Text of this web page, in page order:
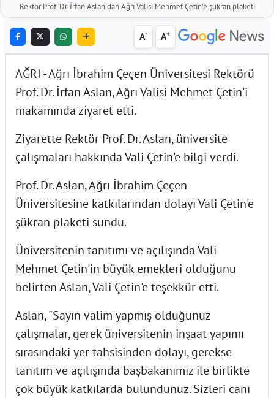
Rektör Prof. Dr. İrfan Aslan'dan Ağrı Valisi Mehmet Çetin'e şükran plaketi
A- A+
AĞRI - Ağrı İbrahim Çeçen Üniversitesi Rektörü
Prof. Dr. İrfan Aslan, Ağrı Valisi Mehmet Çetin'i
makamında ziyaret etti.
Ziyarette Rektör Prof. Dr. Aslan, üniversite
çalışmaları hakkında Vali Çetin'e bilgi verdi.
Prof. Dr. Aslan, Ağrı İbrahim Çeçen
Üniversitesine katkılarından dolayı Vali Çetin'e
şükran plaketi sundu.
Üniversitenin tanıtımı ve açılışında Vali
Mehmet Çetin'in büyük emekleri olduğunu
belirten Aslan, Vali Çetin'e teşekkür etti.
Aslan, "Sayın valim yapmış olduğunuz
çalışmalar, gerek üniversitenin inşaat yapımı
sırasındaki yer tahsisinden dolayı, gerekse
tanıtım ve açılışında başbakanımız ile birlikte
çok büyük katkılarda bulundunuz. Sizleri canı